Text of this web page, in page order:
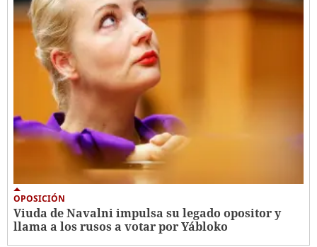
OPOSICIÓN
Viuda de Navalni impulsa su legado opositor y
llama a los rusos a votar por Yábloko